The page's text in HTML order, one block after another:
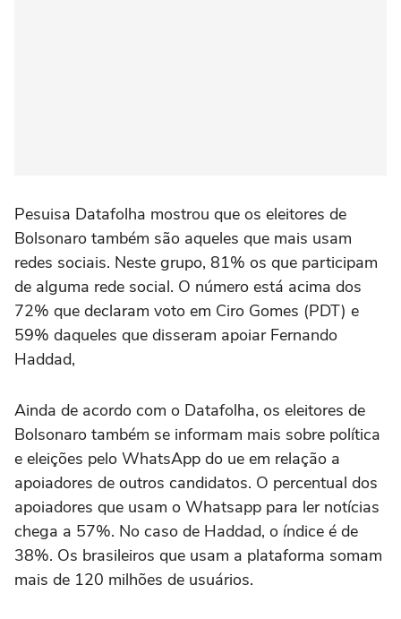
Pesuisa Datafolha mostrou que os eleitores de
Bolsonaro também são aqueles que mais usam
redes sociais. Neste grupo, 81% os que participam
de alguma rede social. O número está acima dos
72% que declaram voto em Ciro Gomes (PDT) e
59% daqueles que disseram apoiar Fernando
Haddad,
Ainda de acordo com o Datafolha, os eleitores de
Bolsonaro também se informam mais sobre política
e eleições pelo WhatsApp do ue em relação a
apoiadores de outros candidatos. O percentual dos
apoiadores que usam o Whatsapp para ler notícias
chega a 57%. No caso de Haddad, o índice é de
38%. Os brasileiros que usam a plataforma somam
mais de 120 milhões de usuários.